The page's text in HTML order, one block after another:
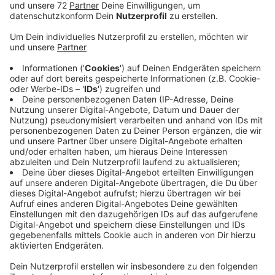
Von den ersten Arbeiten zum Umbau des Coesfelder
Bahnhofs bekommen Sie eigentlich gar nichts mit. Das
Entkernen startet. Dabei bauen Arbeiter zum Beispiel
Türen, Fenster und Heizungen aus, außerdem auch die
Böden und Innenwände. Dann fällt das Türmchen den
Abbrucharbeiten zum Opfer. Ein Bagger reißt die
letzten Mauern und das Dach ein. Ende Januar soll das
Gebäude verschwunden sein. Im März schaut sich der
Kampfmittelräumdienst das Gelände genauer an. Er
überprüft, ob Bomben aus dem zweiten Weltkrieg im
Boden liegen. Dann geht es an den Neubau.
Noch fehlt die Baugenehmigung für das Projekt. Das
ist aber eine Formsache, sagt der Investor. Dass durch
den Neubau das Türmchen verschwindet und damit ein
gesorgt. Am Ende überzeugte aber der Entwurf des